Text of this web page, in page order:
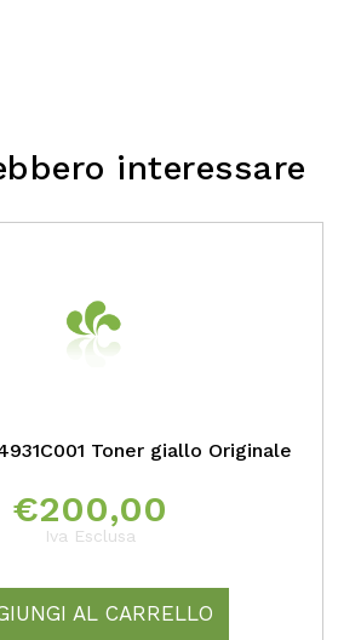
interessare
Toner giallo Originale
€200,00
Iva Esclusa
AL CARRELLO